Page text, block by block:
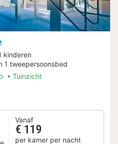
kinderen
1 tweepersoonsbed
Tuinzicht
Vanaf
€ 119
per kamer per nacht